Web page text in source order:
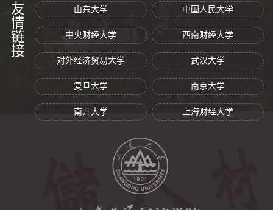
友情链接 山东大学 中国人民大学
中央财经大学 西南财经大学
对外经济贸易大学 武汉大学
复旦大学 南京大学
南开大学 上海财经大学